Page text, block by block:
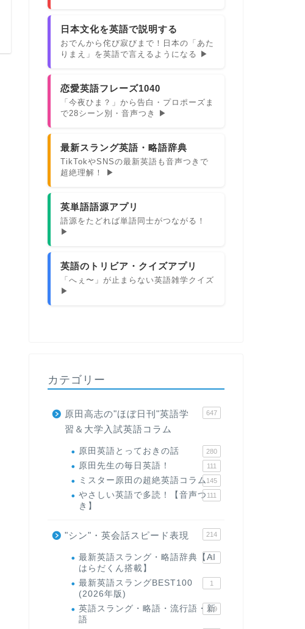
日本文化を英語で説明する
おでんから侘び寂びまで！日本の「あた
りまえ」を英語で言えるようになる ▶
恋愛英語フレーズ1040
「今夜ひま？」から告白・プロポーズま
で28シーン別・音声つき ▶
最新スラング英語・略語辞典
TikTokやSNSの最新英語も音声つきで
超絶理解！ ▶
英単語語源アプリ
語源をたどれば単語同士がつながる！
▶
英語のトリビア・クイズアプリ
「へぇ〜」が止まらない英語雑学クイズ
▶
カテゴリー
原田高志の"ほぼ日刊"英語学
習＆大学入試英語コラム
647
原田英語とっておきの話 280
原田先生の毎日英語！ 111
ミスター原田の超絶英語コラム145
やさしい英語で多読！【音声つ
き】
111
"シン"・英会話スピード表現 214
最新英語スラング・略語辞典【AI
はらだくん搭載】
1
最新英語スラングBEST100
(2026年版)
1
英語スラング・略語・流行語・新
語
119